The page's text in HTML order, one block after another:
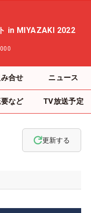
in MIYAZAKI 2022
合せ ニュース
など TV放送予定
更新する